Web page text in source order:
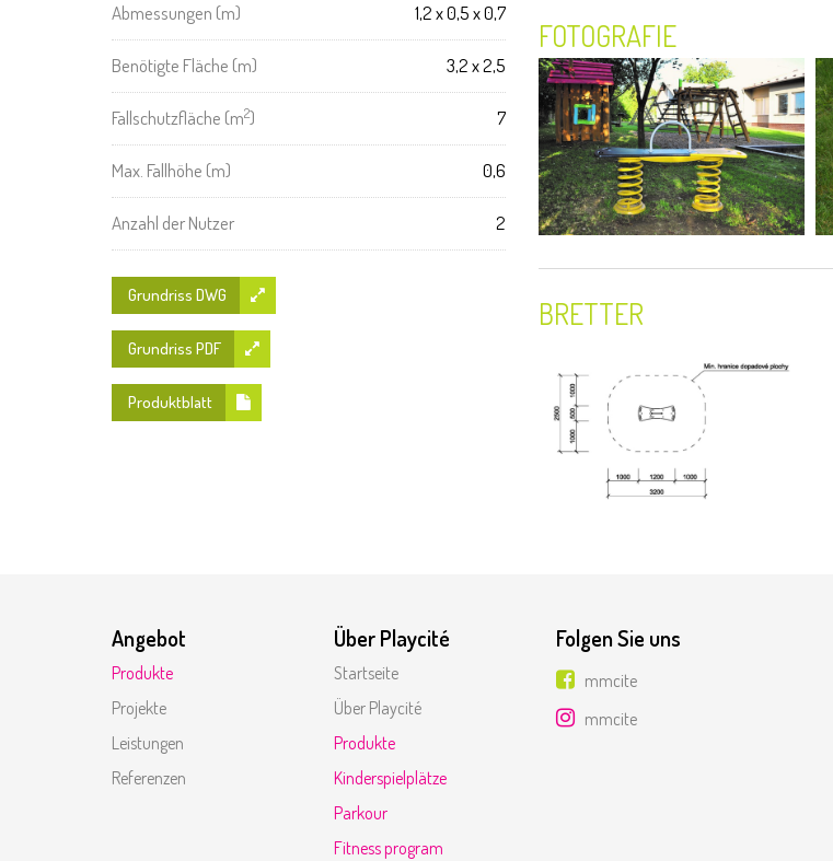
Abmessungen (m) 1,2 x 0,5 x 0,7
Benötigte Fläche (m) 3,2 x 2,5
Fallschutzfläche (m2) 7
Max. Fallhöhe (m) 0,6
Anzahl der Nutzer 2
Grundriss DWG
Grundriss PDF
Produktblatt
FOTOGRAFIE
BRETTER
Angebot
Produkte
Projekte
Leistungen
Referenzen
Über Playcité
Startseite
Über Playcité
Produkte
Kinderspielplätze
Parkour
Fitness program
Folgen Sie uns
mmcite
mmcite